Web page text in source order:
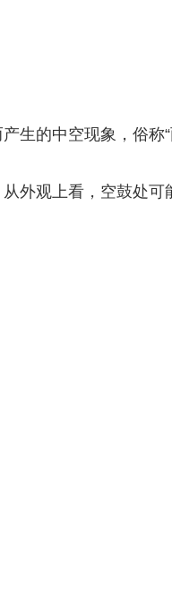
生的中空现象，俗称
外观上看，空鼓处可